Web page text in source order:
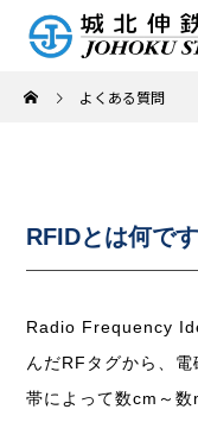
よくある質問
RFIDとは何で
Radio Frequency
んだRFタグから、
帯によって数cm～